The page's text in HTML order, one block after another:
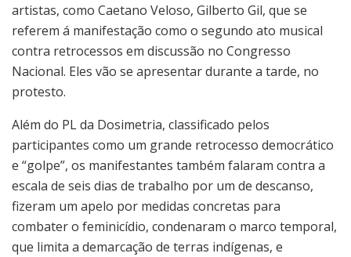
artistas, como Caetano Veloso, Gilberto Gil, que se
referem á manifestação como o segundo ato musical
contra retrocessos em discussão no Congresso
Nacional. Eles vão se apresentar durante a tarde, no
protesto.
Além do PL da Dosimetria, classificado pelos
participantes como um grande retrocesso democrático
e “golpe”, os manifestantes também falaram contra a
escala de seis dias de trabalho por um de descanso,
fizeram um apelo por medidas concretas para
combater o feminicídio, condenaram o marco temporal,
que limita a demarcação de terras indígenas, e